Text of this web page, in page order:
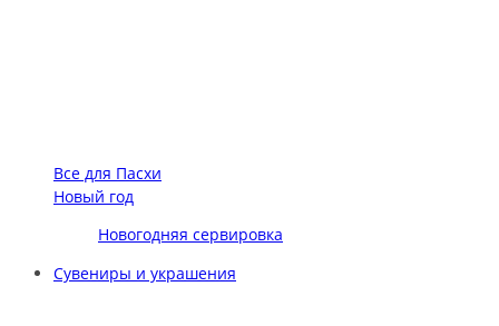
Все для Пасхи
Новый год
Новогодняя сервировка
Сувениры и украшения